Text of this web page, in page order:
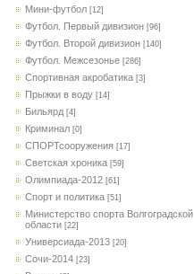
Мини-футбол [12]
Футбол. Первый дивизион [96]
Футбол. Второй дивизион [140]
Футбол. Межсезонье [286]
Спортивная акробатика [3]
Прыжки в воду [14]
Бильярд [4]
Криминал [0]
СПОРТсооружения [17]
Светская хроника [59]
Олимпиада-2012 [61]
Спорт и политика [51]
Министерство спорта Волгоградской
области [22]
Универсиада-2013 [20]
Сочи-2014 [23]